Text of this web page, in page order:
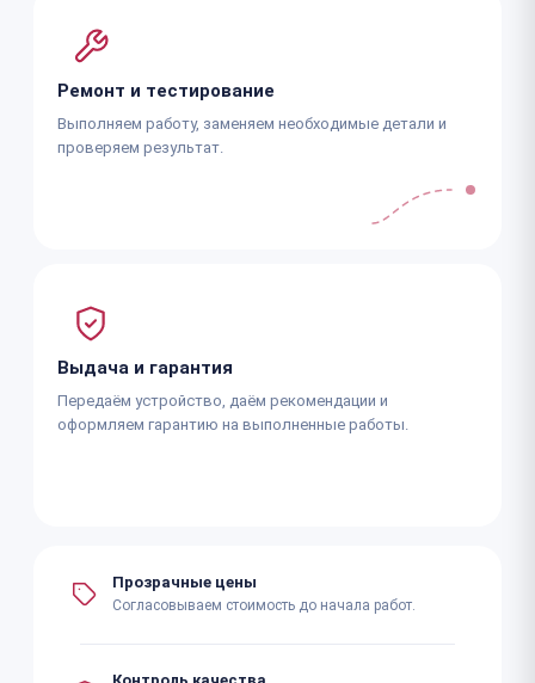
Ремонт и тестирование
Выполняем работу, заменяем необходимые детали и
проверяем результат.
Выдача и гарантия
Передаём устройство, даём рекомендации и
оформляем гарантию на выполненные работы.
Прозрачные цены
Согласовываем стоимость до начала работ.